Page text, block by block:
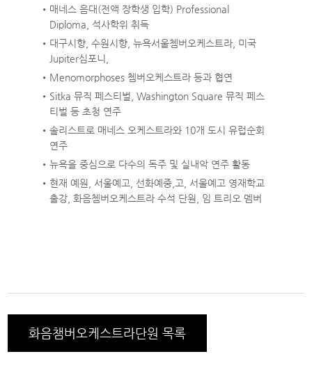
매네스 음대(전액 장학생 입학) Professional
Diploma, 석사학위 취득
대구시향, 수원시향, 뉴욕서울쳄버오케스트라, 미국
Jupiter심포니,
Menomorphoses 쳄버오케스트라 등과 협연
Sitka 뮤직 페스티벌, Washington Square 뮤직 페스
티벌 등 초청 연주
솔리스트로 매네스 오케스트라와 10개 도시 유럽순회
연주
뉴욕을 중심으로 다수의 독주 및 실내악 연주 활동
현재 예원, 서울예고, 선화예중,고, 서울예고 영재학교
출강, 화음쳄버오케스트라 수석 단원, 임 트리오 멤버
화음챔버오케스트라단원 목록